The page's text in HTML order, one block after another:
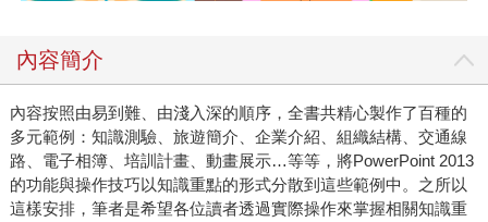
內容簡介
內容按照由易到難、由淺入深的順序，全書共精心製作了百種的
多元範例：知識測驗、旅遊簡介、企業介紹、組織結構、交通線
路、電子相簿、培訓計畫、動畫展示…等等，將PowerPoint 2013
的功能與操作技巧以知識重點的形式分散到這些範例中。之所以
這樣安排，筆者是希望各位讀者透過實際操作來掌握相關知識重